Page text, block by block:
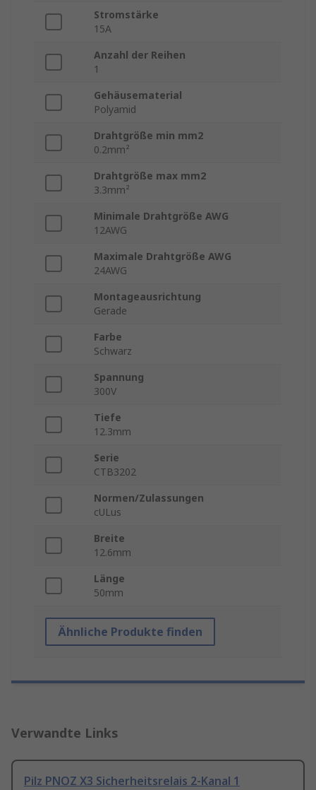
Stromstärke
15A
Anzahl der Reihen
1
Gehäusematerial
Polyamid
Drahtgröße min mm2
0.2mm²
Drahtgröße max mm2
3.3mm²
Minimale Drahtgröße AWG
12AWG
Maximale Drahtgröße AWG
24AWG
Montageausrichtung
Gerade
Farbe
Schwarz
Spannung
300V
Tiefe
12.3mm
Serie
CTB3202
Normen/Zulassungen
cULus
Breite
12.6mm
Länge
50mm
Ähnliche Produkte finden
Verwandte Links
Pilz PNOZ X3 Sicherheitsrelais 2-Kanal 1